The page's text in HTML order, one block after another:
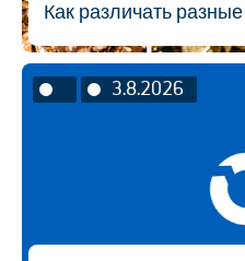
Как различать
3.8.2026